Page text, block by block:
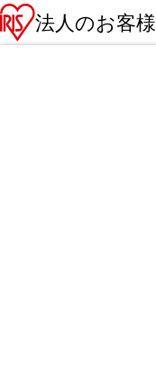
法人のお客様